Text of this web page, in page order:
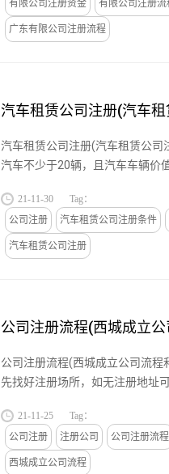
有限公司注册资金 有限公司注册流
广东有限公司注册流程
汽车租赁公司注册(汽车
汽车租赁公司注册(汽车租赁公司
汽车不少于20辆，且汽车车辆价
级的，并具有齐全有效的车辆行...
21-11-30
Tag：
公司注册
汽车租赁公司注册条件
汽车租赁公司注册
公司注册流程(西城成立
公司注册流程(西城成立公司流程
先找好注册场所，如无注册地址
名;3、落实注册资本;4、确定股...
21-11-25
Tag：
公司注册
注册公司 公司注册流程
西城成立公司流程